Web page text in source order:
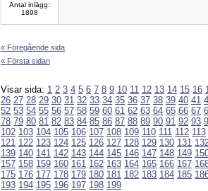
Antal inlägg:
1898
« Föregående sida
« Första sidan
Visar sida: 1 2 3 4 5 6 7 8 9 10 11 12 13 14 15 16
26 27 28 29 30 31 32 33 34 35 36 37 38 39 40 41
52 53 54 55 56 57 58 59 60 61 62 63 64 65 66 67
78 79 80 81 82 83 84 85 86 87 88 89 90 91 92 93
102 103 104 105 106 107 108 109 110 111 112 113
121 122 123 124 125 126 127 128 129 130 131
139 140 141 142 143 144 145 146 147 148 149
157 158 159 160 161 162 163 164 165 166 167
175 176 177 178 179 180 181 182 183 184 185
193 194 195 196 197 198 199